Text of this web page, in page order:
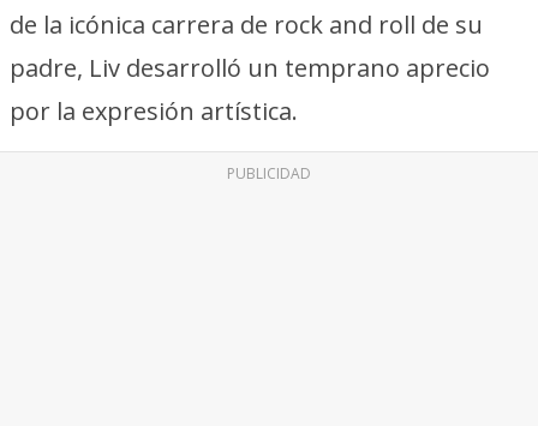
de la icónica carrera de rock and roll de su
padre, Liv desarrolló un temprano aprecio
por la expresión artística.
PUBLICIDAD